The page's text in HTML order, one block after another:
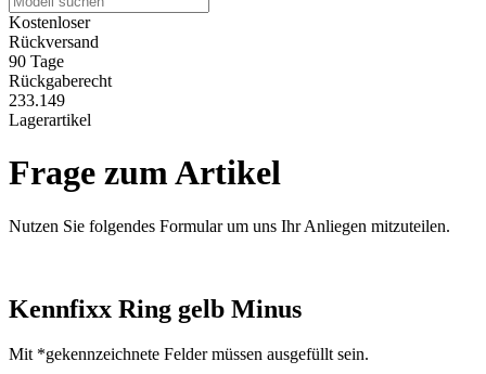
Kostenloser
Rückversand
90 Tage
Rückgaberecht
233.149
Lagerartikel
Frage zum Artikel
Nutzen Sie folgendes Formular um uns Ihr Anliegen mitzuteilen.
Kennfixx Ring gelb Minus
Mit *gekennzeichnete Felder müssen ausgefüllt sein.